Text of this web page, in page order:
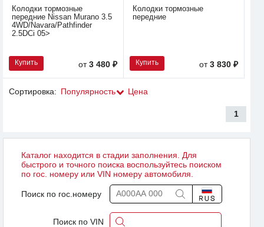
Колодки тормозные
передние Nissan Murano 3.5
4WD/Navara/Pathfinder
2.5DCi 05>
Купить от3 480 ₽
Колодки тормозные
передние
Купить от3 830 ₽
Сортировка: Популярность Цена
1
Каталог находится в стадии заполнения. Для
быстрого и точного поиска воспользуйтесь поиском
по гос. номеру или VIN номеру автомобиля.
Поиск по гос.номеру
Поиск по VIN